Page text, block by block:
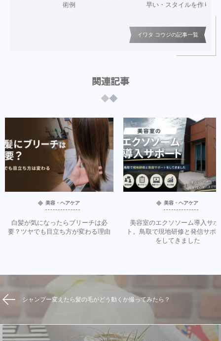
術例
早い・スタイルを作りや
イワタ コウジの記事一覧
関連記事
美容・ヘアケア
白髪が気になったらブリーチは必
要？ツヤでも目立ち方が変わる理由
美容・ヘアケア
美容室のエクソソーム導入サポ
ト。鳥取で現地研修と発信サポ
をしてきました
シャンプー変えたら髪の毛がどう動くか撮ってみたら？